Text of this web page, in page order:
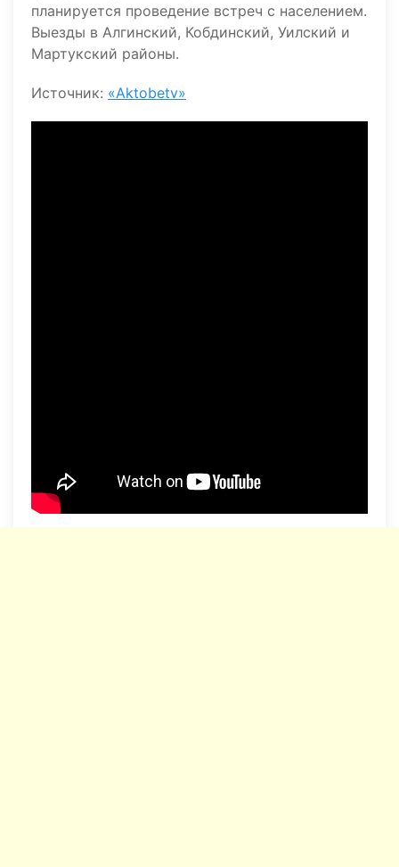
планируется проведение встреч с населением.
Выезды в Алгинский, Кобдинский, Уилский и
Мартукский районы.
Источник: «Aktobetv»